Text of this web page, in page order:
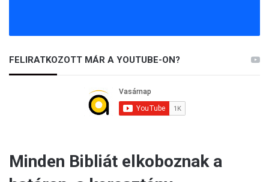
FELIRATKOZOTT MÁR A YOUTUBE-ON?